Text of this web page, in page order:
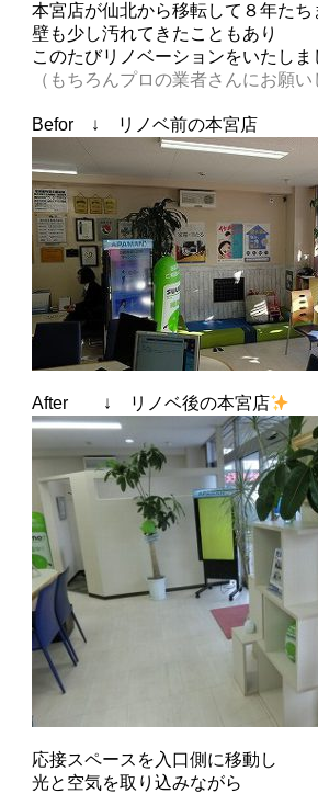
本宮店が仙北から移転して８年たち
壁も少し汚れてきたこともあり
このたびリノベーションをいたしま
（もちろんプロの業者さんにお願
Befor ↓ リノベ前の本宮店
After ↓ リノベ後の本宮店
応接スペースを入口側に移動し
光と空気を取り込みながら